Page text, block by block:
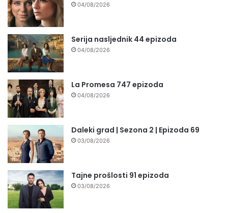
04/08/2026
Serija nasljednik 44 epizoda
04/08/2026
La Promesa 747 epizoda
04/08/2026
Daleki grad | Sezona 2 | Epizoda 69
03/08/2026
Tajne prošlosti 91 epizoda
03/08/2026